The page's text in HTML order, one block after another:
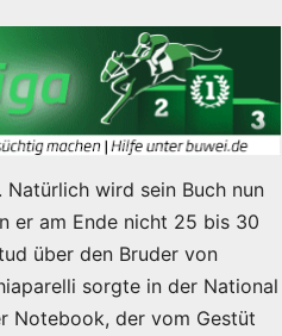
wird sein Buch nun
er am Ende nicht 25 bis 30
über den Bruder von
sorgte in der National
Notebook, der vom Gestüt